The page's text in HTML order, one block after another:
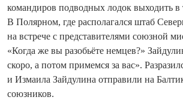
командиров подводных лодок выходить в
В Полярном, где располагался штаб
на встрече с представителями союзной
«Когда же вы разобьёте немцев?»
скоро, а потом примемся за вас».
и Измаила Зайдулина отправили на
союзников.